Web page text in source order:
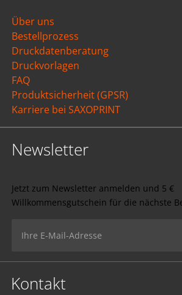
Über uns
Bestellprozess
Druckdatenberatung
Druckvorlagen
FAQ
Produktsicherheit (GPSR)
Karriere bei SAXOPRINT
Newsletter
Jetzt zum Newsletter anmelden und 5 €
Willkommensgutschein für die nächste
Kontakt